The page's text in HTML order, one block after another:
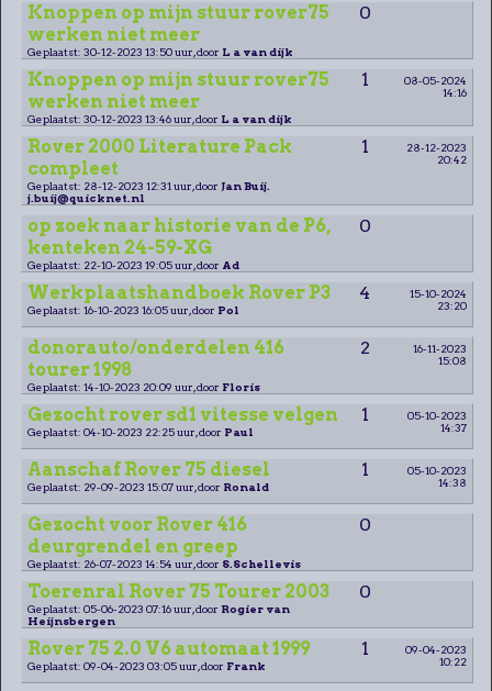
Knoppen op mijn stuur rover75
werken niet meer
0
Geplaatst: 30-12-2023 13:50 uur, door L a van dijk
Knoppen op mijn stuur rover75
werken niet meer
1
08-05-2024
14:16
Geplaatst: 30-12-2023 13:46 uur, door L a van dijk
Rover 2000 Literature Pack
compleet
1
28-12-2023
20:42
Geplaatst: 28-12-2023 12:31 uur, door Jan Buij.
j.buij@quicknet.nl
op zoek naar historie van de P6,
kenteken 24-59-XG
0
Geplaatst: 22-10-2023 19:05 uur, door Ad
Werkplaatshandboek Rover P3 4
15-10-2024
23:20
Geplaatst: 16-10-2023 16:05 uur, door Pol
donorauto/onderdelen 416
tourer 1998
2
16-11-2023
15:08
Geplaatst: 14-10-2023 20:09 uur, door Floris
Gezocht rover sd1 vitesse velgen 1
05-10-2023
14:37
Geplaatst: 04-10-2023 22:25 uur, door Paul
Aanschaf Rover 75 diesel 1
05-10-2023
14:38
Geplaatst: 29-09-2023 15:07 uur, door Ronald
Gezocht voor Rover 416
deurgrendel en greep
0
Geplaatst: 26-07-2023 14:54 uur, door S.Schellevis
Toerenral Rover 75 Tourer 2003 0
Geplaatst: 05-06-2023 07:16 uur, door Rogier van
Heijnsbergen
Rover 75 2.0 V6 automaat 1999 1
09-04-2023
10:22
Geplaatst: 09-04-2023 03:05 uur, door Frank